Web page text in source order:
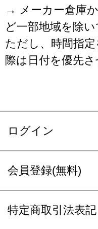
→ メーカー倉庫
ど一部地域を除
ただし、時間指
際は日付を優先
ログイン
会員登録(無料)
特定商取引法表記